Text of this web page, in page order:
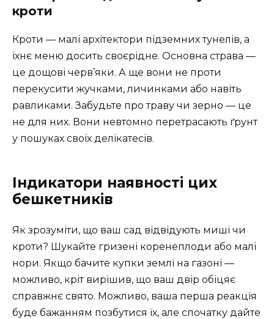
кроти
Кроти — малі архітектори підземних тунелів, а
їхнє меню досить своєрідне. Основна страва —
це дощові черв’яки. А ще вони не проти
перекусити жучками, личинками або навіть
равликами. Забудьте про траву чи зерно — це
не для них. Вони невтомно перетрасають ґрунт
у пошуках своїх делікатесів.
Індикатори наявності цих
бешкетників
Як зрозуміти, що ваш сад відвідують миші чи
кроти? Шукайте гризені коренеплоди або малі
нори. Якщо бачите купки землі на газоні —
можливо, кріт вирішив, що ваш двір обіцяє
справжнє свято. Можливо, ваша перша реакція
буде бажанням позбутися їх, але спочатку дайте